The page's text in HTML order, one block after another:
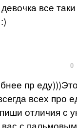
все
0
пр
всех про
отличия с
с